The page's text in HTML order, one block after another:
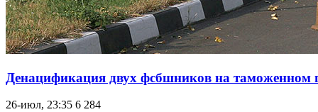
Денацификация двух фсбшников на таможенном
26-июл, 23:35 6 284